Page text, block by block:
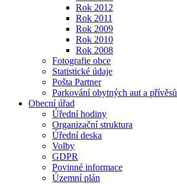
Rok 2012
Rok 2011
Rok 2009
Rok 2010
Rok 2008
Fotografie obce
Statistické údaje
Pošta Partner
Parkování obytných aut a přívěsů
Obecní úřad
Úřední hodiny
Organizační struktura
Úřední deska
Volby
GDPR
Povinné informace
Územní plán